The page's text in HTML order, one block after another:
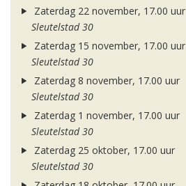
Zaterdag 22 november, 17.00 uur
Sleutelstad 30
Zaterdag 15 november, 17.00 uur
Sleutelstad 30
Zaterdag 8 november, 17.00 uur
Sleutelstad 30
Zaterdag 1 november, 17.00 uur
Sleutelstad 30
Zaterdag 25 oktober, 17.00 uur
Sleutelstad 30